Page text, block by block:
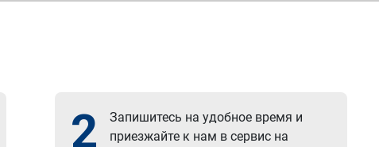
2
Запишитесь на удобное время и
приезжайте к нам в сервис на